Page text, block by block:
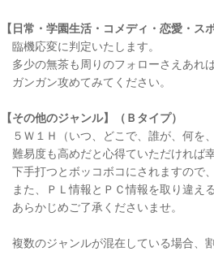
【日常・学園生活・コメディ・恋愛・ス
臨機応変に判定いたします。
多少の無茶も周りのフォローさえあれば
ガンガン攻めてみてください。
【その他のジャンル】（Ｂタイプ）
５Ｗ１Ｈ（いつ、どこで、誰が、何を
難易度も高めだと心得ていただければ幸
下手打つとボッコボコにされますので
また、ＰＬ情報とＰＣ情報を取り違え
あらかじめご了承くださいませ。
複数のジャンルが混在している場合、